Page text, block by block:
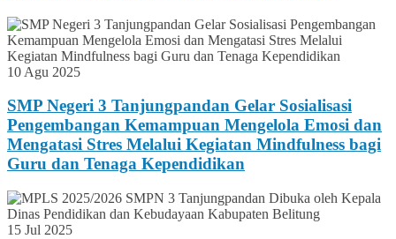
10 Agu 2025
SMP Negeri 3 Tanjungpandan Gelar Sosialisasi
Pengembangan Kemampuan Mengelola Emosi dan
Mengatasi Stres Melalui Kegiatan Mindfulness bagi
Guru dan Tenaga Kependidikan
15 Jul 2025